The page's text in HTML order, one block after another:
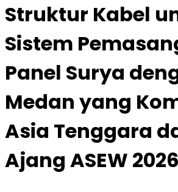
Struktur Kabel
Sistem
Panel Surya
Medan yang
Asia Tenggara
Ajang ASEW 2026